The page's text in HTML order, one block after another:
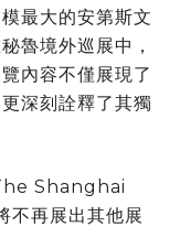
最大的安第斯文
魯境外巡展中，
內容不僅展現了
深刻詮釋了其獨
Shanghai
再展出其他展